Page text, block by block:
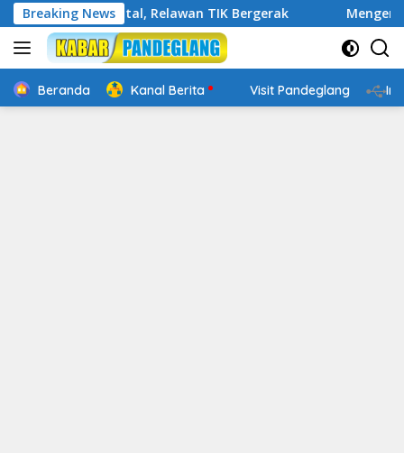
Langsung
ke
konten
Breaking News
Digital, Relawan TIK Bergerak Mengenal Website
Beranda Kanal Berita Visit Pandeglang